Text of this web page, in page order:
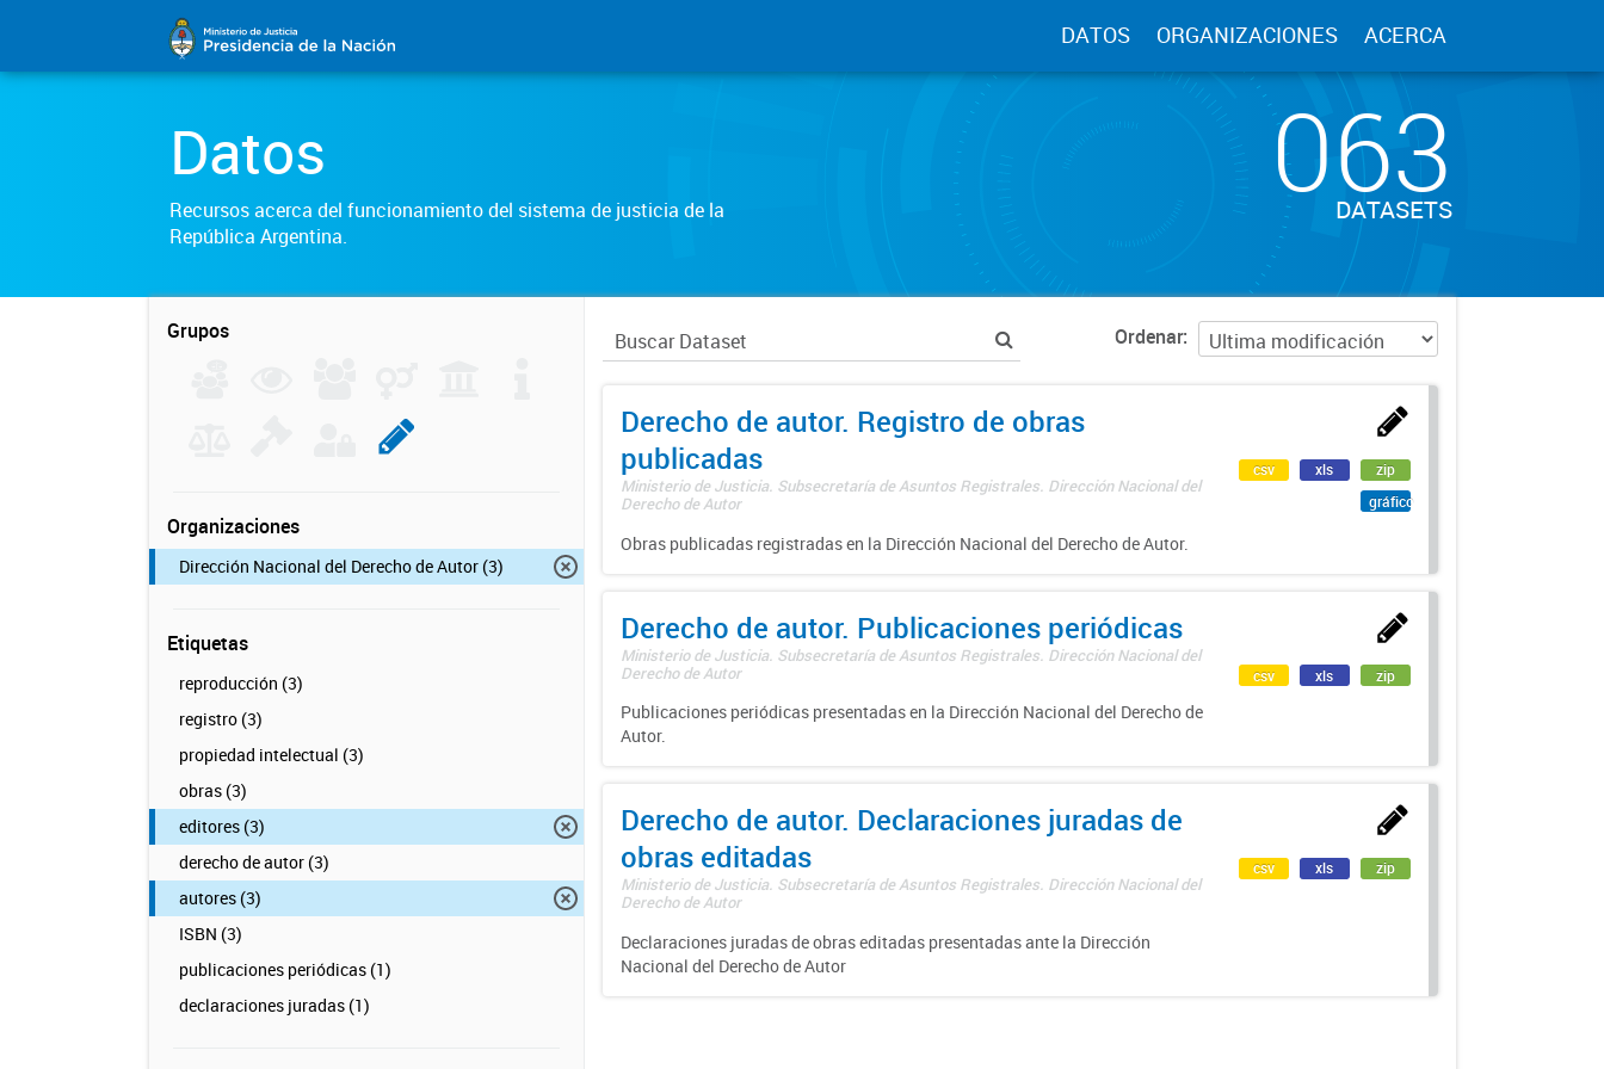
DATOS ORGANIZACIONES ACERCA
Datos
Recursos acerca del funcionamiento del sistema de justicia de la
República Argentina.
063
DATASETS
Grupos
Organizaciones
Dirección Nacional del Derecho de Autor (3)
Etiquetas
reproducción (3)
registro (3)
propiedad intelectual (3)
obras (3)
editores (3)
derecho de autor (3)
autores (3)
ISBN (3)
publicaciones periódicas (1)
declaraciones juradas (1)
Ordenar
Derecho de autor. Registro de obras
publicadas
Ministerio de Justicia. Subsecretaría de Asuntos Registrales. Dirección Nacional del
Derecho de Autor
Obras publicadas registradas en la Dirección Nacional del Derecho de Autor.
csv xls
zip
gráfico
Derecho de autor. Publicaciones periódicas
Ministerio de Justicia. Subsecretaría de Asuntos Registrales. Dirección Nacional del
Derecho de Autor
Publicaciones periódicas presentadas en la Dirección Nacional del Derecho de
Autor.
csv xls zip
Derecho de autor. Declaraciones juradas de
obras editadas
Ministerio de Justicia. Subsecretaría de Asuntos Registrales. Dirección Nacional del
Derecho de Autor
Declaraciones juradas de obras editadas presentadas ante la Dirección
Nacional del Derecho de Autor
csv xls zip